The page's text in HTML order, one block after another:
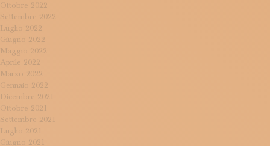
Ottobre 2022
Settembre 2022
Luglio 2022
Giugno 2022
Maggio 2022
Aprile 2022
Marzo 2022
Gennaio 2022
Dicembre 2021
Ottobre 2021
Settembre 2021
Luglio 2021
Giugno 2021